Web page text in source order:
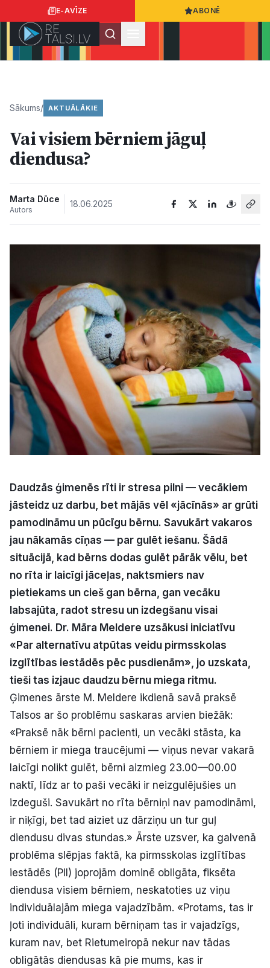
E-AVĪZE ABONĒ
Ziņas
Kultūra
Bizness
Video
Vieta
Pasākumi
Reklāma
Politiskā reklāma
Par mums
Kontakti
Ziņo redakcijai
Facebook Instagram YouTube
E-avīze Abonē
Sākums/ AKTUĀLĀKIE
Vai visiem bērniem jāguļ
diendusa?
Marta Dūce
Autors
18.06.2025
Daudzās ģimenēs rīti ir stresa pilni — vecākiem
jāsteidz uz darbu, bet mājās vēl «jācīnās» ar grūti
pamodināmu un pūcīgu bērnu. Savukārt vakaros
jau nākamās cīņas — par gulēt iešanu. Šādā
situācijā, kad bērns dodas gulēt pārāk vēlu, bet
no rīta ir laicīgi jāceļas, naktsmiers nav
pietiekams un cieš gan bērna, gan vecāku
labsajūta, radot stresu un izdegšanu visai
ģimenei. Dr. Māra Meldere uzsākusi iniciatīvu
«Par alternatīvu atpūtas veidu pirmsskolas
izglītības iestādēs pēc pusdienām», jo uzskata,
tieši tas izjauc daudzu bērnu miega ritmu.
Ģimenes ārste M. Meldere ikdienā savā praksē
Talsos ar šo problēmu saskaras arvien biežāk:
«Praksē nāk bērni pacienti, un vecāki stāsta, ka
bērniem ir miega traucējumi — viņus nevar vakarā
laicīgi nolikt gulēt, bērni aizmieg 23.00—00.00
naktī, līdz ar to paši vecāki ir neizgulējušies un
izdeguši. Savukārt no rīta bērniņi nav pamodināmi,
ir niķīgi, bet tad aiziet uz dārziņu un tur guļ
diendusu divas stundas.» Ārste uzsver, ka galvenā
problēma slēpjas faktā, ka pirmsskolas izglītības
iestādēs (PII) joprojām dominē obligāta, fiksēta
diendusa visiem bērniem, neskatoties uz viņu
individuālajām miega vajadzībām. «Protams, tas ir
ļoti individuāli, kuram bērniņam tas ir vajadzīgs,
kuram nav, bet Rietumeiropā nekur nav tādas
obligātās diendusas kā pie mums, kas ir